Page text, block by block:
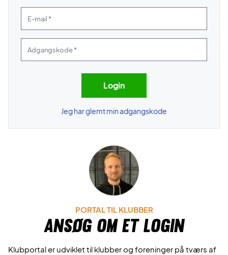
Jeg har glemt min adgangskode
PORTAL TIL KLUBBER
Ansøg om et login
Klubportal er udviklet til klubber og foreninger på tværs af